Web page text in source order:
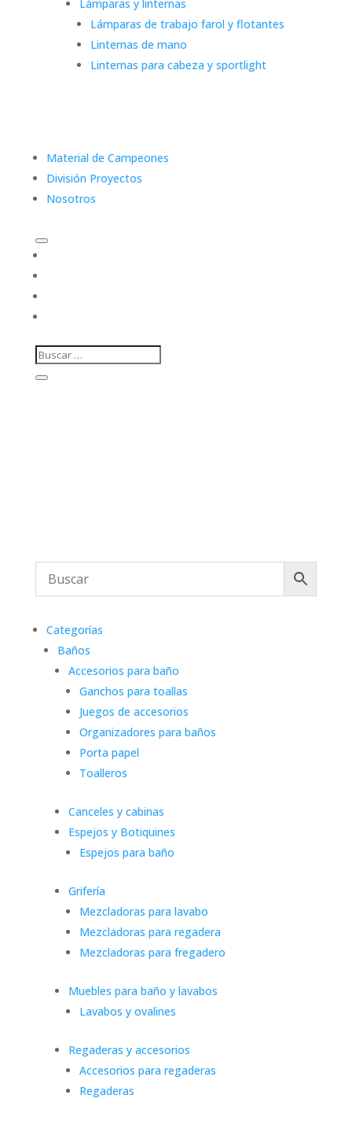
Lámparas y linternas
Lámparas de trabajo farol y flotantes
Linternas de mano
Linternas para cabeza y sportlight
Material de Campeones
División Proyectos
Nosotros
Categorías
Baños
Accesorios para baño
Ganchos para toallas
Juegos de accesorios
Organizadores para baños
Porta papel
Toalleros
Canceles y cabinas
Espejos y Botiquines
Espejos para baño
Grifería
Mezcladoras para lavabo
Mezcladoras para regadera
Mezcladoras para fregadero
Muebles para baño y lavabos
Lavabos y ovalines
Regaderas y accesorios
Accesorios para regaderas
Regaderas